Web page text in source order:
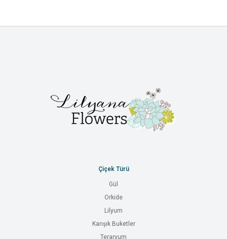
Çiçek Türü
Gül
Orkide
Lilyum
Karışık Buketler
Teraryum